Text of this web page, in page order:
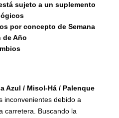
sujeto a un suplemento
por concepto de Semana
de Año
Azul / Misol-Há / Palenque
inconvenientes debido a
carretera. Buscando la